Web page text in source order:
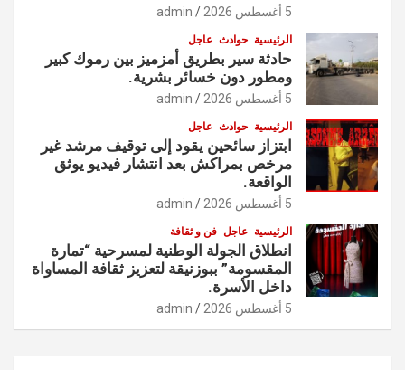
5 أغسطس 2026 admin
الرئيسية حوادث عاجل
حادثة سير بطريق أمزميز بين رموك كبير
ومطور دون خسائر بشرية.
5 أغسطس 2026 admin
الرئيسية حوادث عاجل
ابتزاز سائحين يقود إلى توقيف مرشد غير
مرخص بمراكش بعد انتشار فيديو يوثق
الواقعة.
5 أغسطس 2026 admin
الرئيسية عاجل فن و ثقافة
انطلاق الجولة الوطنية لمسرحية “تمارة
المقسومة” ببوزنيقة لتعزيز ثقافة المساواة
داخل الأسرة.
5 أغسطس 2026 admin